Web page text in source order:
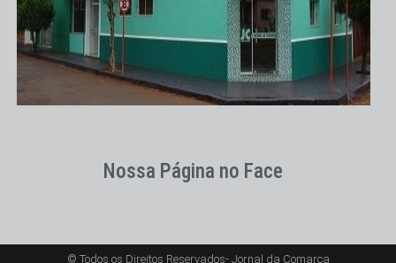
Nossa Página no Face
© Todos os Direitos Reservados- Jornal da Comarca